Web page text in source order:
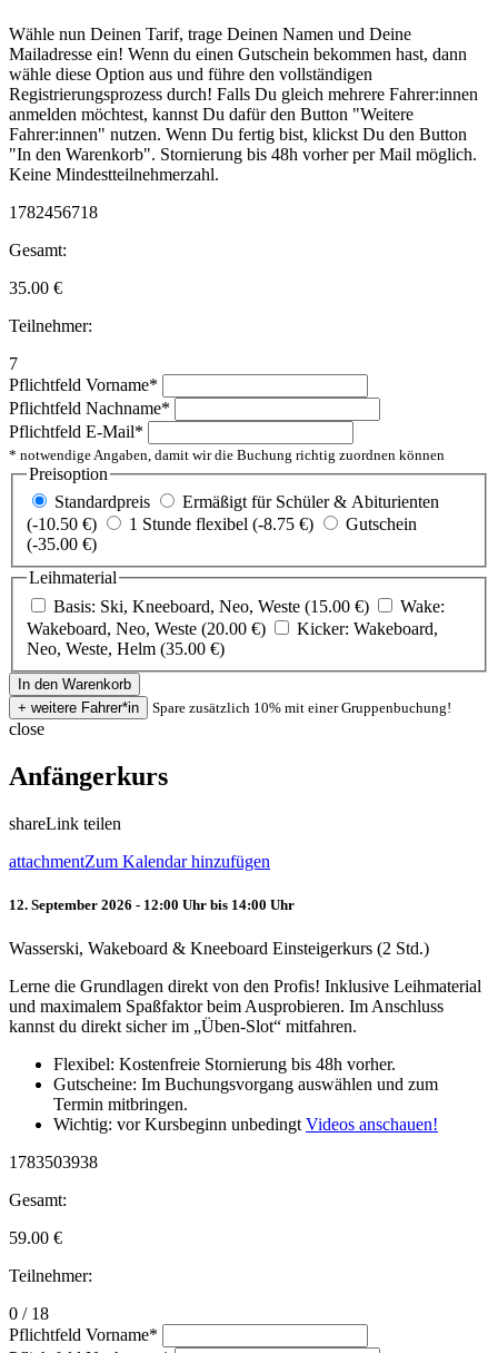
Wähle nun Deinen Tarif, trage Deinen Namen und Deine
Mailadresse ein! Wenn du einen Gutschein bekommen hast, dann
wähle diese Option aus und führe den vollständigen
Registrierungsprozess durch! Falls Du gleich mehrere Fahrer:innen
anmelden möchtest, kannst Du dafür den Button "Weitere
Fahrer:innen" nutzen. Wenn Du fertig bist, klickst Du den Button
"In den Warenkorb". Stornierung bis 48h vorher per Mail möglich.
Keine Mindestteilnehmerzahl.
1782456718
Gesamt:
35.00 €
Teilnehmer:
7
Pflichtfeld Vorname*
Pflichtfeld Nachname*
Pflichtfeld E-Mail*
* notwendige Angaben, damit wir die Buchung richtig zuordnen können
Preisoption
Standardpreis
Ermäßigt für Schüler & Abiturienten
(-10.50 €)
1 Stunde flexibel (-8.75 €)
Gutschein
(-35.00 €)
Leihmaterial
Basis: Ski, Kneeboard, Neo, Weste (15.00 €)
Wake:
Wakeboard, Neo, Weste (20.00 €)
Kicker: Wakeboard,
Neo, Weste, Helm (35.00 €)
Spare zusätzlich 10% mit einer Gruppenbuchung!
close
Anfängerkurs
shareLink teilen
attachmentZum Kalendar hinzufügen
12. September 2026 - 12:00 Uhr bis 14:00 Uhr
Wasserski, Wakeboard & Kneeboard Einsteigerkurs (2 Std.)
Lerne die Grundlagen direkt von den Profis! Inklusive Leihmaterial
und maximalem Spaßfaktor beim Ausprobieren. Im Anschluss
kannst du direkt sicher im „Üben-Slot“ mitfahren.
Flexibel: Kostenfreie Stornierung bis 48h vorher.
Gutscheine: Im Buchungsvorgang auswählen und zum
Termin mitbringen.
Wichtig: vor Kursbeginn unbedingt Videos anschauen!
1783503938
Gesamt:
59.00 €
Teilnehmer:
0 / 18
Pflichtfeld Vorname*